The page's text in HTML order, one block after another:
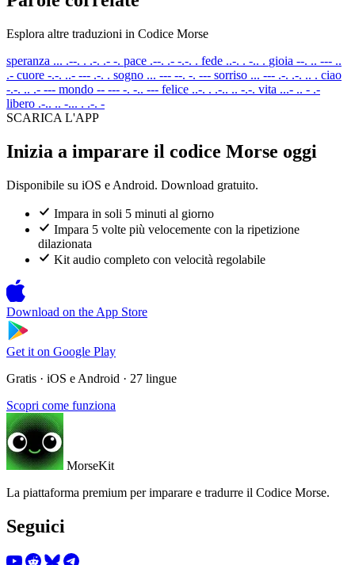
Esplora altre traduzioni in Codice Morse
speranza ... .--. . .-. .- -. pace .--. .- -.-. . fede ..-. . -.. . gioia --. .. --- ..
.- cuore -.-. ..- --- .-. . sogno ... --- --. -. --- sorriso ... --- .-. .-. .. . ciao
-.-. .. .- --- mondo -- --- -. -.. --- felice ..-. . .-.. .. -.-. vita ...- .. - .-
libero .-.. .. -... . .-. -
SCARICA L'APP
Inizia a imparare il codice Morse oggi
Disponibile su iOS e Android. Download gratuito.
Impara in soli 5 minuti al giorno
Impara 5 volte più velocemente con la ripetizione
dilazionata
Kit audio completo con velocità regolabile
Download on the App Store
Get it on Google Play
Gratis · iOS e Android · 27 lingue
Scopri come funziona
MorseKit
La piattaforma premium per imparare e tradurre il Codice Morse.
Seguici